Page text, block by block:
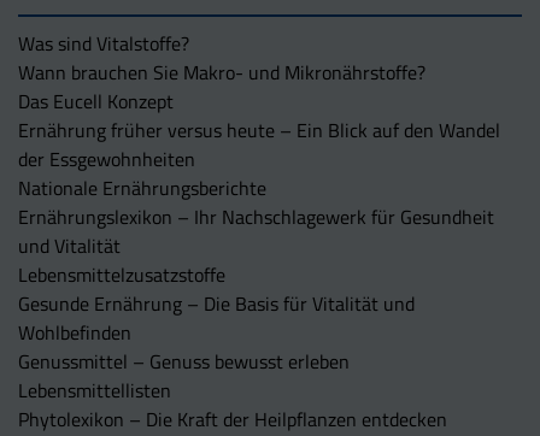
Was sind Vitalstoffe?
Wann brauchen Sie Makro- und Mikronährstoffe?
Das Eucell Konzept
Ernährung früher versus heute – Ein Blick auf den Wandel
der Essgewohnheiten
Nationale Ernährungsberichte
Ernährungslexikon – Ihr Nachschlagewerk für Gesundheit
und Vitalität
Lebensmittelzusatzstoffe
Gesunde Ernährung – Die Basis für Vitalität und
Wohlbefinden
Genussmittel – Genuss bewusst erleben
Lebensmittellisten
Phytolexikon – Die Kraft der Heilpflanzen entdecken